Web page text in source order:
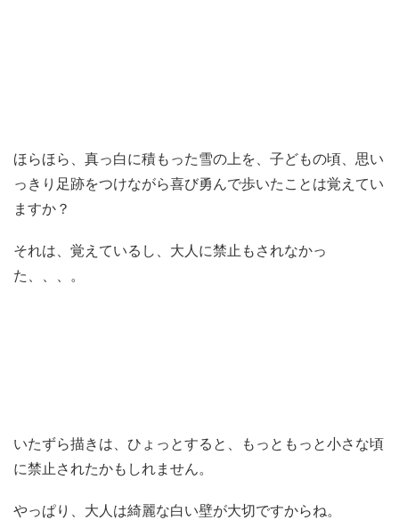
ほらほら、真っ白に積もった雪の上を、子どもの頃、思い
っきり足跡をつけながら喜び勇んで歩いたことは覚えてい
ますか？
それは、覚えているし、大人に禁止もされなかっ
た、、、。
いたずら描きは、ひょっとすると、もっともっと小さな頃
に禁止されたかもしれません。
やっぱり、大人は綺麗な白い壁が大切ですからね。